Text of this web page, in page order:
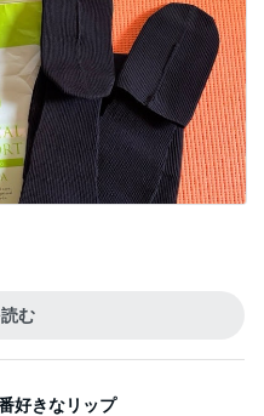
む
好きなリップ